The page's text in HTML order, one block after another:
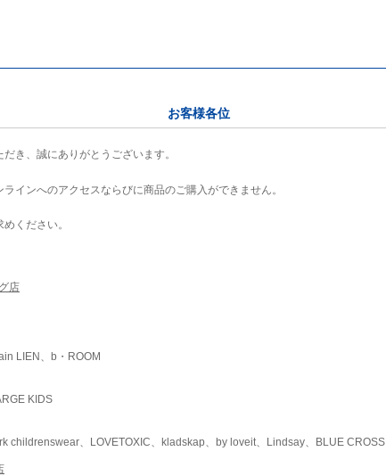
お客様各位
き、誠にありがとうございます。
インへのアクセスならびに商品のご購入ができません。
ください。
店
LIEN、b・ROOM
KIDS
childrenswear、LOVETOXIC、kladskap、by loveit、Lindsay、BLUE CROSS